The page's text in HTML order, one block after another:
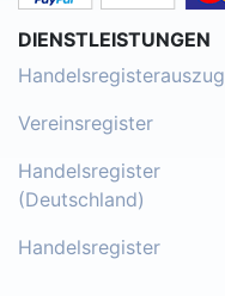
DIENSTLEISTUNGEN
Handelsregisterauszug
Vereinsregister
Handelsregister
(Deutschland)
Handelsregister